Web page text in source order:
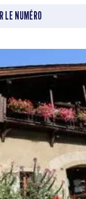
NUMÉRO